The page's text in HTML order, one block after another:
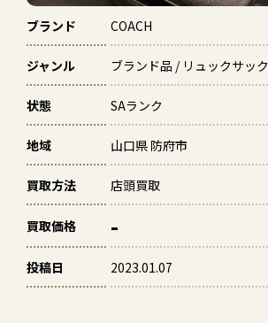
ブランド COACH
ジャンル ブランド品 / リュックサック
状態 SAランク
地域 山口県 防府市
買取方法 店頭買取
買取価格 -
投稿日 2023.01.07